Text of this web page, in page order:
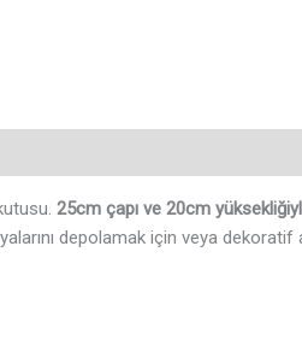
25cm çapı ve 20cm
depolamak için veya